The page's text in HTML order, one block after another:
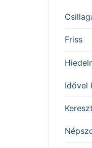
Friss
Idővel